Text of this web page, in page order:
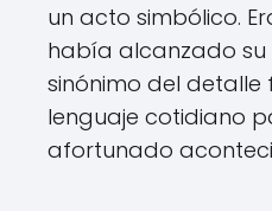
un acto simbólico.
había alcanzado su
sinónimo del detalle
lenguaje cotidiano
afortunado